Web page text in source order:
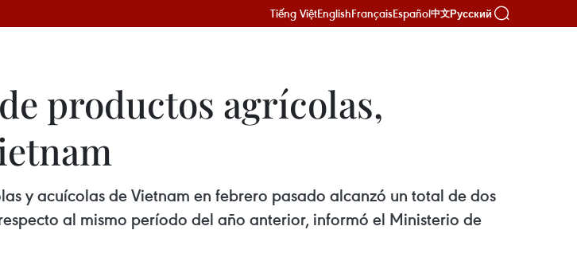
Tiếng ViệtEnglishFrançaisEspañol中文Русский
productos agrícolas,
y acuícolas de Vietnam en febrero pasado alcanzó un total de dos
al mismo período del año anterior, informó el Ministerio de